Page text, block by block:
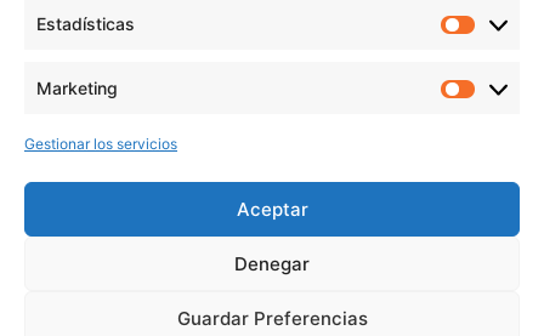
Estadísticas
Marketing
Gestionar los servicios
Aceptar
Denegar
Guardar Preferencias
veronicaruiz.es
está bajo
NoComercial 4.0 Internacional
MÁS NOVEDADES EN MIS REDES